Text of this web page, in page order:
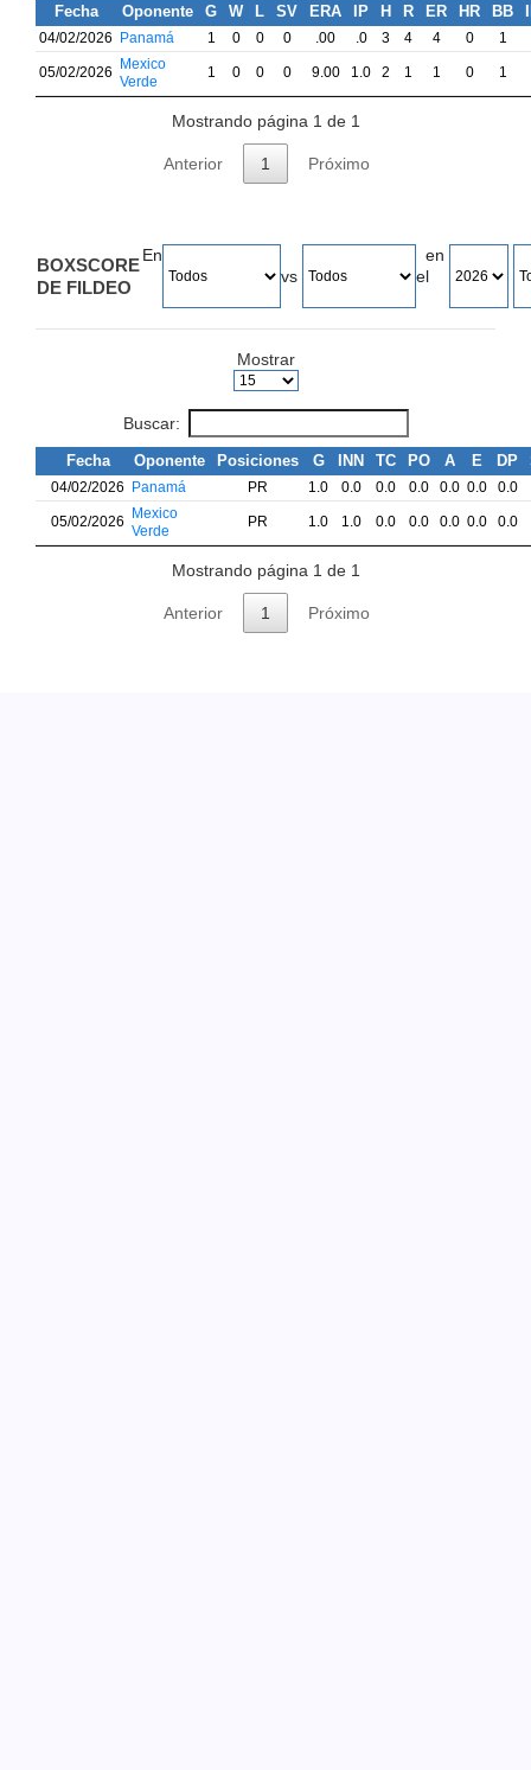
Fecha Oponente G W L SV ERA IP H R ER HR BB
04/02/2026 Panamá 1 0 0 0 .00 .0 3 4 4 0 1
05/02/2026
Mexico
Verde
1 0 0 0 9.00 1.0 2 1 1 0 1
Mostrando página 1 de 1
Anterior 1 Próximo
BOXSCORE
DE FILDEO
En
vs
en
el
Mostrar
Buscar:
Fecha Oponente Posiciones G INN TC PO A E DP
04/02/2026 Panamá PR 1.0 0.0 0.0 0.0 0.0 0.0 0.0
05/02/2026
Mexico
Verde
PR 1.0 1.0 0.0 0.0 0.0 0.0 0.0
Mostrando página 1 de 1
Anterior 1 Próximo